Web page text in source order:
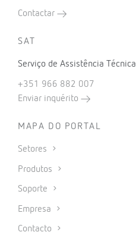
Contactar
SAT
Serviço de Assistência Técnica
+351 966 882 007
Enviar inquérito
MAPA DO PORTAL
Setores
Produtos
Soporte
Empresa
Contacto